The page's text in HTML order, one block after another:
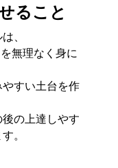
ること
、
無理なく身に
すい土台を作
の上達しやす
。